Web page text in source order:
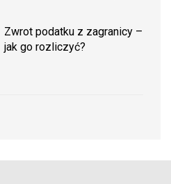
Zwrot podatku z zagranicy –
jak go rozliczyć?